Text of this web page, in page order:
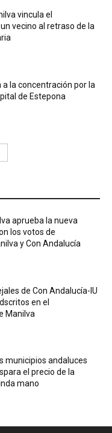
vincula el
vecino al retraso de la
a la concentración por la
de Estepona
aprueba la nueva
los votos de
y Con Andalucía
de Con Andalucía-IU
en el
Manilva
municipios andaluces
el precio de la
mano